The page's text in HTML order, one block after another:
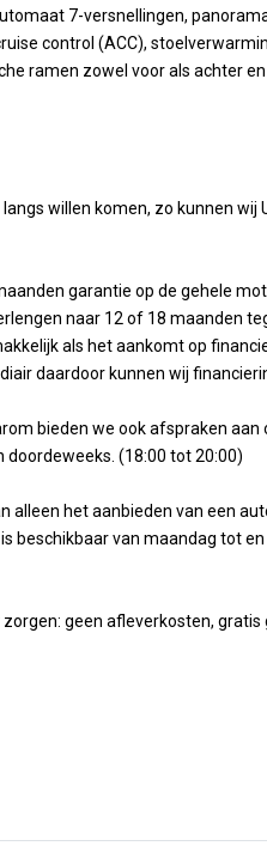
7-versnellingen,
control (ACC),
ramen zowel voor als achter
willen komen, zo kunnen wij
garantie op de gehele
naar 12 of 18 maanden
als het aankomt op
daardoor kunnen wij
bieden we ook afspraken
doordeweeks. (18:00 tot 20:00)
alleen het aanbieden van een
beschikbaar van maandag tot
geen afleverkosten,